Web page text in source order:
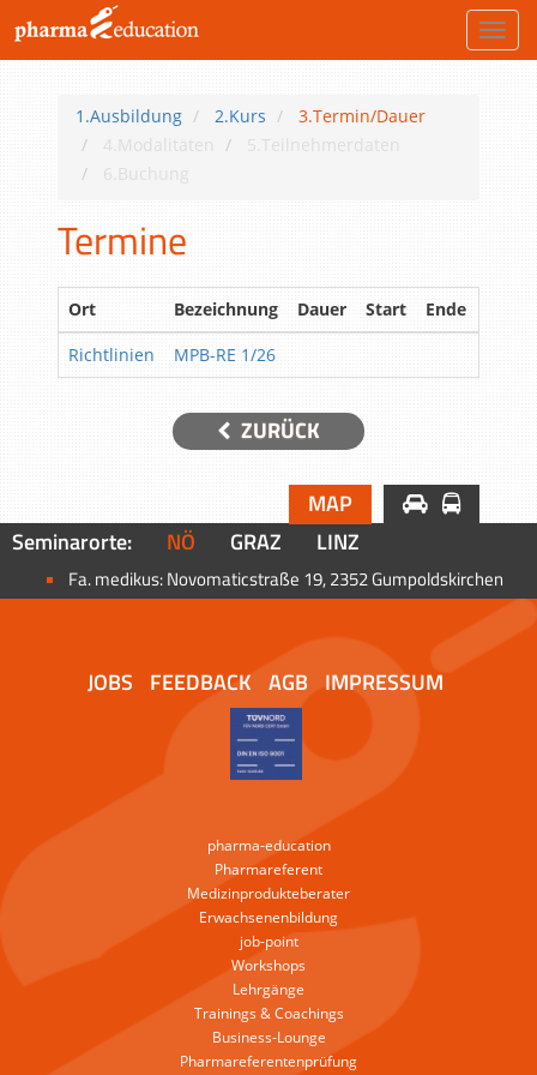
1.Ausbildung 2.Kurs
3.Termin/Dauer
4.Modalitäten
5.Teilnehmerdaten
6.Buchung
Termine
Ort Bezeichnung Dauer Start
Ende
Richtlinien
MPB-RE 1/26
ZURÜCK
MAP
Seminarorte:
NÖ GRAZ LINZ
Fa. medikus: Novomaticstraße 19, 2352 Gumpoldskirchen
JOBS FEEDBACK AGB IMPRESSUM
pharma-education
Pharmareferent
Medizinprodukteberater
Erwachsenenbildung
job-point
Workshops
Lehrgänge
Trainings & Coachings
Business-Lounge
Pharmareferentenprüfung